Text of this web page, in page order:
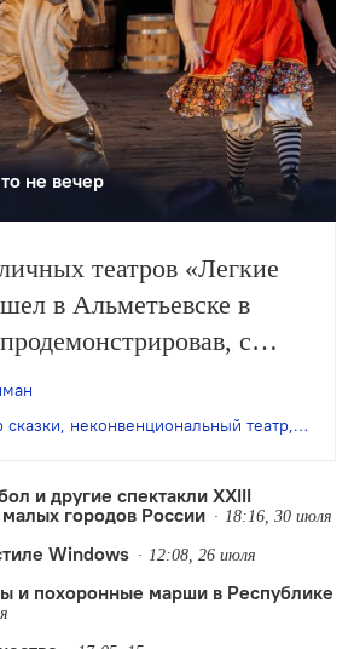
не вечер
театров «Легкие
в Альметьевске в
с
особое качество
аудитории, с
сказки, неконвенциональный театр, театр
и другие спектакли XXIII
городов России
18:16, 30 июля
Windows 12:08, 26 июля
и похоронные марши в Республике